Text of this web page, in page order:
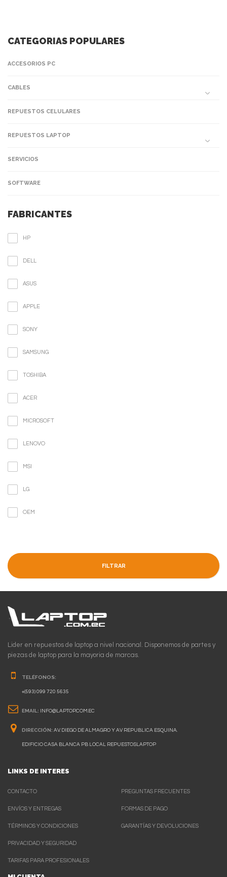
CATEGORIAS POPULARES
ACCESORIOS PC
CABLES
REPUESTOS CELULARES
REPUESTOS LAPTOP
SERVICIOS
SOFTWARE
FABRICANTES
HP
DELL
ASUS
APPLE
SONY
SAMSUNG
TOSHIBA
ACER
MICROSOFT
LENOVO
MSI
LG
OEM
FILTRAR
Lider en repuestos de laptop a nivel nacional. Disponemos de partes y
piezas de laptop para la mayoria de marcas.
TELÉFONOS:
+(593) 099 720 5635
EMAIL: INFO@LAPTOP.COM.EC
DIRECCIÓN: AV. DIEGO DE ALMAGRO Y AV REPUBLICA ESQUINA.
EDIFICIO CASA BLANCA PB LOCAL REPUESTOSLAPTOP
LINKS DE INTERES
CONTACTO
ENVÍOS Y ENTREGAS
TÉRMINOS Y CONDICIONES
PRIVACIDAD Y SEGURIDAD
TARIFAS PARA PROFESIONALES
PREGUNTAS FRECUENTES
FORMAS DE PAGO
GARANTÍAS Y DEVOLUCIONES